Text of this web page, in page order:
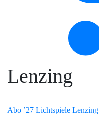
Lenzing
Abo ’27 Lichtspiele Lenzing